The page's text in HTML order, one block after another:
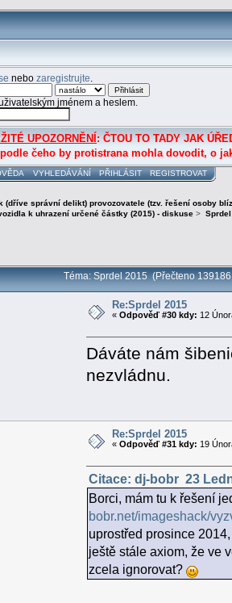
nebozaregistrujte
jménem a heslem.
UPOZORNĚNÍ : ČTOU TO TADY JAK
podle čeho by protistrana mohla dovodit, o
VYHLEDÁVÁNÍ PŘIHLÁSIT REGISTROVAT
(dříve správní delikt) provozovatele (tzv. řešení osoby
k uhrazení určené částky (2015) - diskuse >
Téma: Sprdel 2015 (Přečteno
Re:Sprdel 2015
«Odpověď #30 kdy: 12
Dáváte nám
nezvládnu.
Re:Sprdel 2015
«Odpověď #31 kdy: 19
Citace: dj-bobr 23
Borci, mám tu k řešení
bobr.net/imageshack/
uprostřed prosince
ještě stále axiom, že ve
zcela ignorovat?